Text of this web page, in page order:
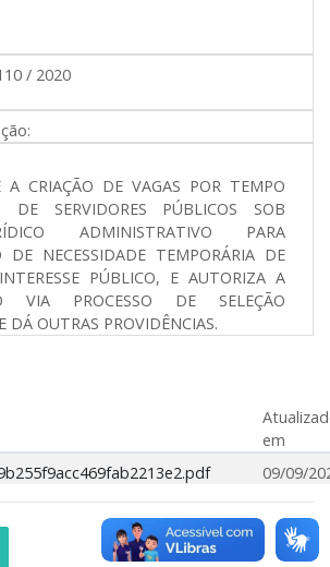
/ 2020
A CRIAÇÃO DE VAGAS POR TEMPO
DE SERVIDORES PÚBLICOS SOB
ADMINISTRATIVO PARA
DE NECESSIDADE TEMPORÁRIA DE
PÚBLICO, E AUTORIZA A
VIA PROCESSO DE SELEÇÃO
DÁ OUTRAS PROVIDÊNCIAS.
em
09/09/